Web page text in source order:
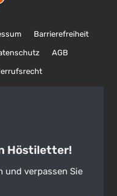
Barrierefreiheit
AGB
Höstiletter!
und verpassen Sie